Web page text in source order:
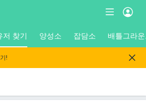
저 찾기 양성소 잡담소 배틀그라
!